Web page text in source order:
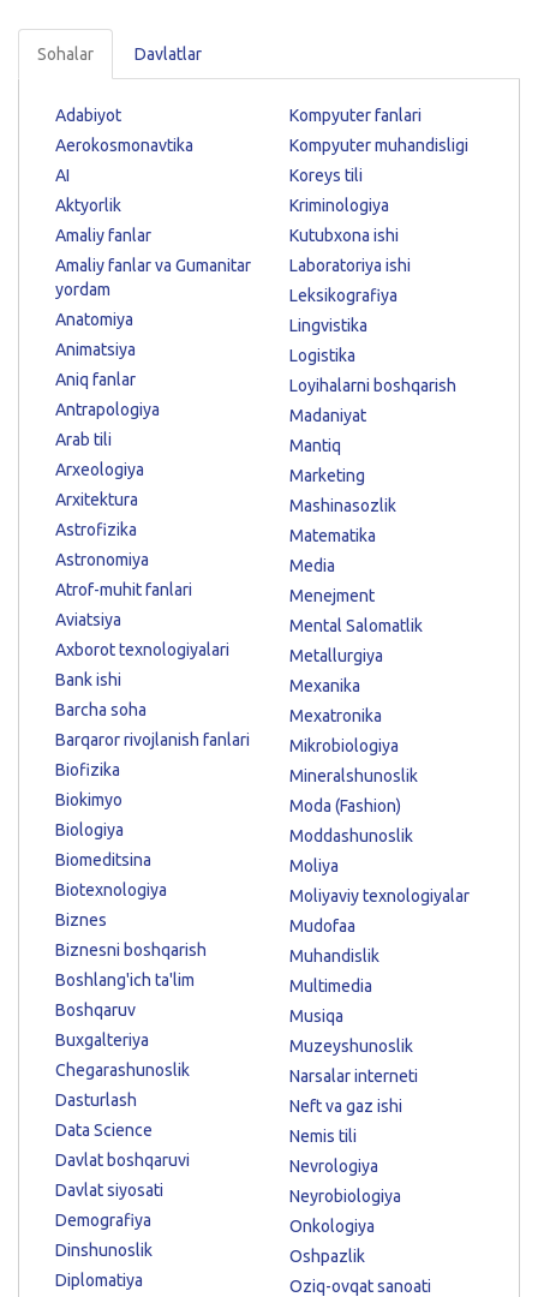
Sohalar Davlatlar
Adabiyot
Aerokosmonavtika
AI
Aktyorlik
Amaliy fanlar
Amaliy fanlar va Gumanitar
yordam
Anatomiya
Animatsiya
Aniq fanlar
Antrapologiya
Arab tili
Arxeologiya
Arxitektura
Astrofizika
Astronomiya
Atrof-muhit fanlari
Aviatsiya
Axborot texnologiyalari
Bank ishi
Barcha soha
Barqaror rivojlanish fanlari
Biofizika
Biokimyo
Biologiya
Biomeditsina
Biotexnologiya
Biznes
Biznesni boshqarish
Boshlang'ich ta'lim
Boshqaruv
Buxgalteriya
Chegarashunoslik
Dasturlash
Data Science
Davlat boshqaruvi
Davlat siyosati
Demografiya
Dinshunoslik
Diplomatiya
Kompyuter fanlari
Kompyuter muhandisligi
Koreys tili
Kriminologiya
Kutubxona ishi
Laboratoriya ishi
Leksikografiya
Lingvistika
Logistika
Loyihalarni boshqarish
Madaniyat
Mantiq
Marketing
Mashinasozlik
Matematika
Media
Menejment
Mental Salomatlik
Metallurgiya
Mexanika
Mexatronika
Mikrobiologiya
Mineralshunoslik
Moda (Fashion)
Moddashunoslik
Moliya
Moliyaviy texnologiyalar
Mudofaa
Muhandislik
Multimedia
Musiqa
Muzeyshunoslik
Narsalar interneti
Neft va gaz ishi
Nemis tili
Nevrologiya
Neyrobiologiya
Onkologiya
Oshpazlik
Oziq-ovqat sanoati